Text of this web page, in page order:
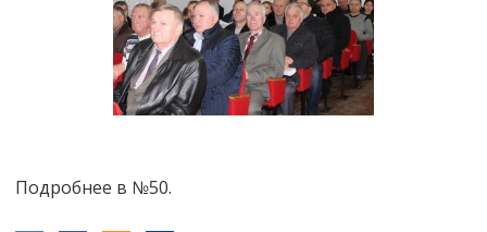
Подробнее в №50.